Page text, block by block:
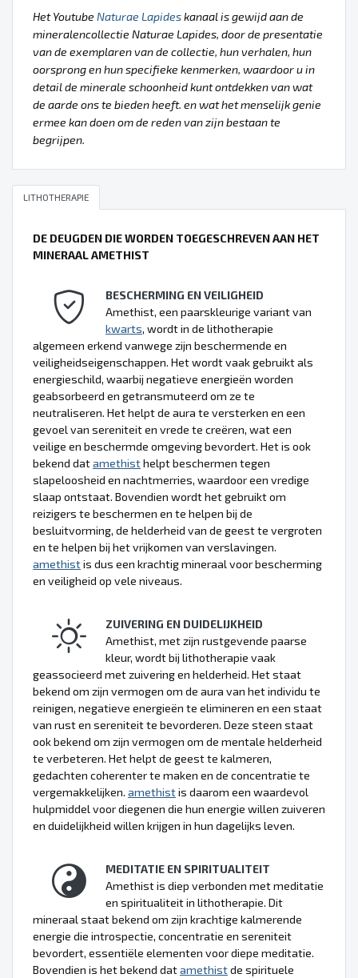
Het Youtube Naturae Lapideskanaal is gewijd aan de
mineralencollectie Naturae Lapides, door de presentatie
van de exemplaren van de collectie, hun verhalen, hun
oorsprong en hun specifieke kenmerken, waardoor u in
detail de minerale schoonheid kunt ontdekken van wat
de aarde ons te bieden heeft. en wat het menselijk genie
ermee kan doen om de reden van zijn bestaan te
begrijpen.
LITHOTHERAPIE
DE DEUGDEN DIE WORDEN TOEGESCHREVEN AAN HET
MINERAAL AMETHIST
BESCHERMING EN VEILIGHEID
Amethist, een paarskleurige variant van
kwarts, wordt in de lithotherapie
algemeen erkend vanwege zijn beschermende en
veiligheidseigenschappen. Het wordt vaak gebruikt als
energieschild, waarbij negatieve energieën worden
geabsorbeerd en getransmuteerd om ze te
neutraliseren. Het helpt de aura te versterken en een
gevoel van sereniteit en vrede te creëren, wat een
veilige en beschermde omgeving bevordert. Het is ook
bekend datamethisthelpt beschermen tegen
slapeloosheid en nachtmerries, waardoor een vredige
slaap ontstaat. Bovendien wordt het gebruikt om
reizigers te beschermen en te helpen bij de
besluitvorming, de helderheid van de geest te vergroten
en te helpen bij het vrijkomen van verslavingen.
amethistis dus een krachtig mineraal voor bescherming
en veiligheid op vele niveaus.
ZUIVERING EN DUIDELIJKHEID
Amethist, met zijn rustgevende paarse
kleur, wordt bij lithotherapie vaak
geassocieerd met zuivering en helderheid. Het staat
bekend om zijn vermogen om de aura van het individu te
reinigen, negatieve energieën te elimineren en een staat
van rust en sereniteit te bevorderen. Deze steen staat
ook bekend om zijn vermogen om de mentale helderheid
te verbeteren. Het helpt de geest te kalmeren,
gedachten coherenter te maken en de concentratie te
vergemakkelijken. amethistis daarom een waardevol
hulpmiddel voor diegenen die hun energie willen zuiveren
en duidelijkheid willen krijgen in hun dagelijks leven.
MEDITATIE EN SPIRITUALITEIT
Amethist is diep verbonden met meditatie
en spiritualiteit in lithotherapie. Dit
mineraal staat bekend om zijn krachtige kalmerende
energie die introspectie, concentratie en sereniteit
bevordert, essentiële elementen voor diepe meditatie.
Bovendien is het bekend datamethistde spirituele